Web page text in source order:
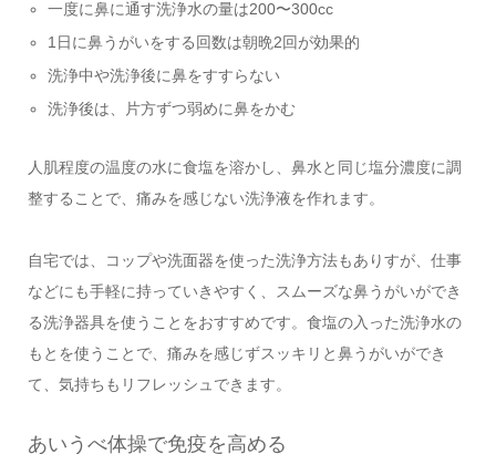
一度に鼻に通す洗浄水の量は200〜300cc
1日に鼻うがいをする回数は朝晩2回が効果的
洗浄中や洗浄後に鼻をすすらない
洗浄後は、片方ずつ弱めに鼻をかむ
人肌程度の温度の水に食塩を溶かし、鼻水と同じ塩分濃度に調
整することで、痛みを感じない洗浄液を作れます。
自宅では、コップや洗面器を使った洗浄方法もありすが、仕事
などにも手軽に持っていきやすく、スムーズな鼻うがいができ
る洗浄器具を使うことをおすすめです。食塩の入った洗浄水の
もとを使うことで、痛みを感じずスッキリと鼻うがいができ
て、気持ちもリフレッシュできます。
あいうべ体操で免疫を高める